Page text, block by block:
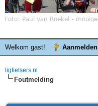
Welkom gast! Aanmelden
ligfietsers.nl
Foutmelding